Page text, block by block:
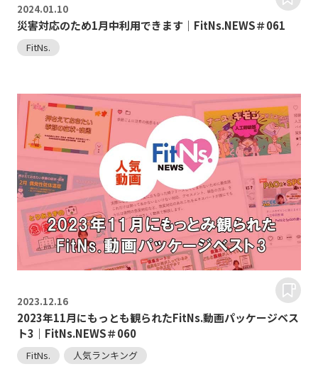
2024.01.10
災害対応のため1月中利用できます｜FitNs.NEWS＃061
FitNs.
2023.12.16
2023年11月にもっとも観られたFitNs.動画パッケージベス
ト3｜FitNs.NEWS＃060
FitNs. 人気ランキング